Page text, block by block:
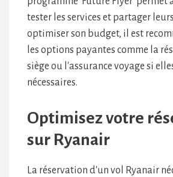
tester les services et partager
optimiser son budget, il est
les options payantes comme la
siège ou l'assurance voyage si
nécessaires.
Optimisez votre
sur Ryanair
La réservation d'un vol Ryanair